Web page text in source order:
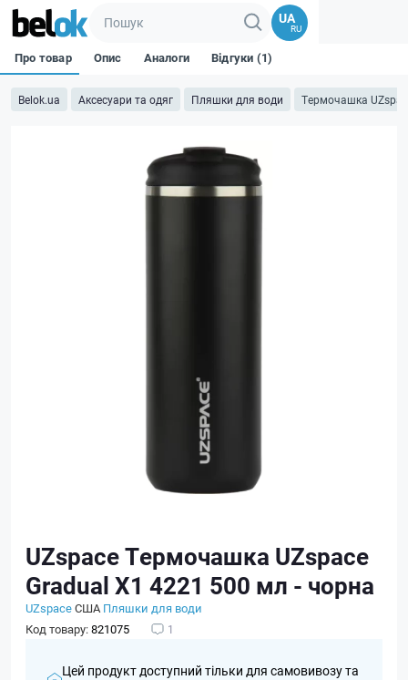
UA
RU
Belok.ua Аксесуари та одяг Пляшки для води Термочашка
Про товар Опис Аналоги Відгуки (1)
UZspace Термочашка UZspace
Gradual X1 4221 500 мл - чорна
UZspaceСША Пляшки для води
Код товару:821075 1
Цей продукт доступний тільки для самовивозу та